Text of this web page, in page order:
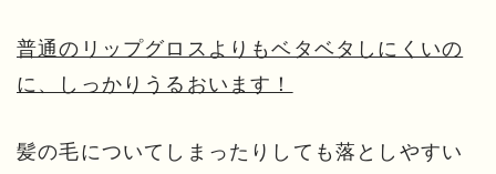
普通のリップグロスよりもベタベタしにくいの
に、しっかりうるおいます！
髪の毛についてしまったりしても落としやすい